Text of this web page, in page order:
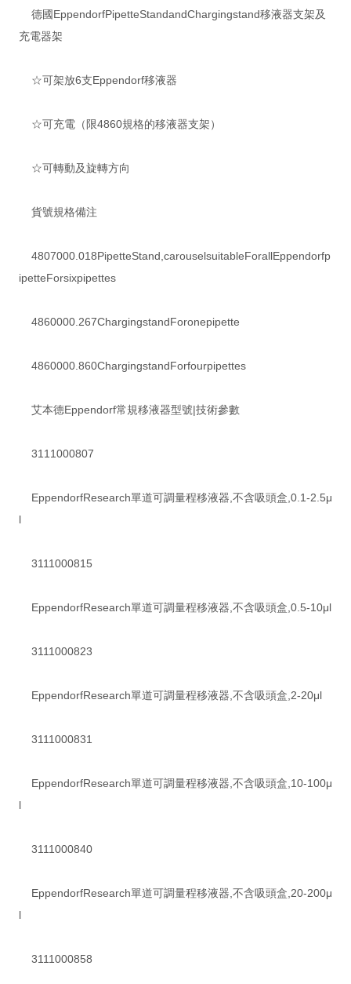
德國EppendorfPipetteStandandChargingstand移液器支架及
充電器架
☆可架放6支Eppendorf移液器
☆可充電（限4860規格的移液器支架）
☆可轉動及旋轉方向
貨號規格備注
4807000.018PipetteStand,carouselsuitableForallEppendorfp
ipetteForsixpipettes
4860000.267ChargingstandForonepipette
4860000.860ChargingstandForfourpipettes
艾本德Eppendorf常規移液器型號|技術參數
3111000807
EppendorfResearch單道可調量程移液器,不含吸頭盒,0.1-2.5μ
l
3111000815
EppendorfResearch單道可調量程移液器,不含吸頭盒,0.5-10μl
3111000823
EppendorfResearch單道可調量程移液器,不含吸頭盒,2-20μl
3111000831
EppendorfResearch單道可調量程移液器,不含吸頭盒,10-100μ
l
3111000840
EppendorfResearch單道可調量程移液器,不含吸頭盒,20-200μ
l
3111000858